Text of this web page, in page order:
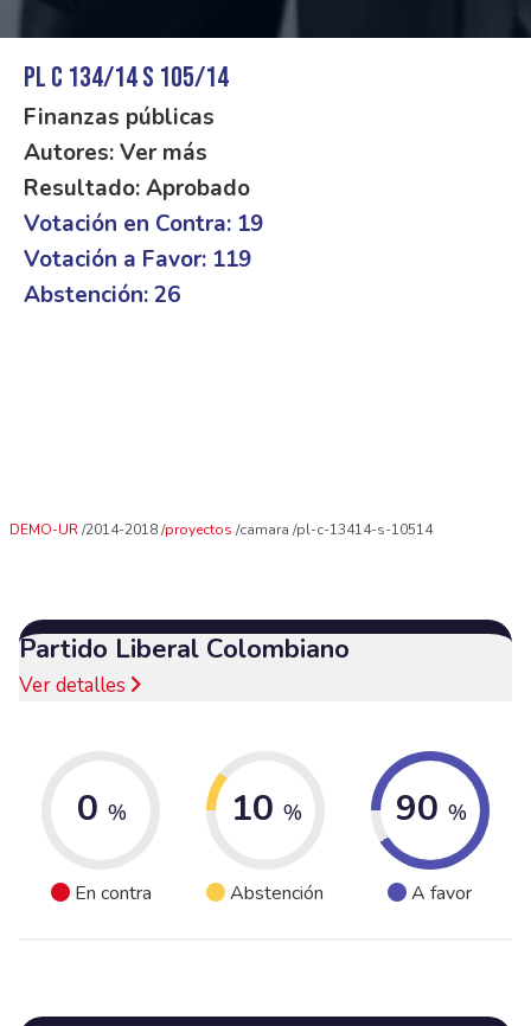
PL C 134/14 S 105/14
Finanzas públicas
Autores: Ver más
Resultado: Aprobado
Votación en Contra: 19
Votación a Favor: 119
Abstención: 26
DEMO-UR 2014-2018 proyectos camara pl-c-13414-s-10514
Partido Liberal Colombiano
Ver detalles
0 %
En contra
10 %
Abstención
90 %
A favor